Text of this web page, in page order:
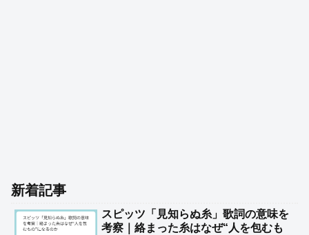
新着記事
スピッツ「見知らぬ糸」歌詞の意味を
考察｜絡まった糸はなぜ“人を包むも